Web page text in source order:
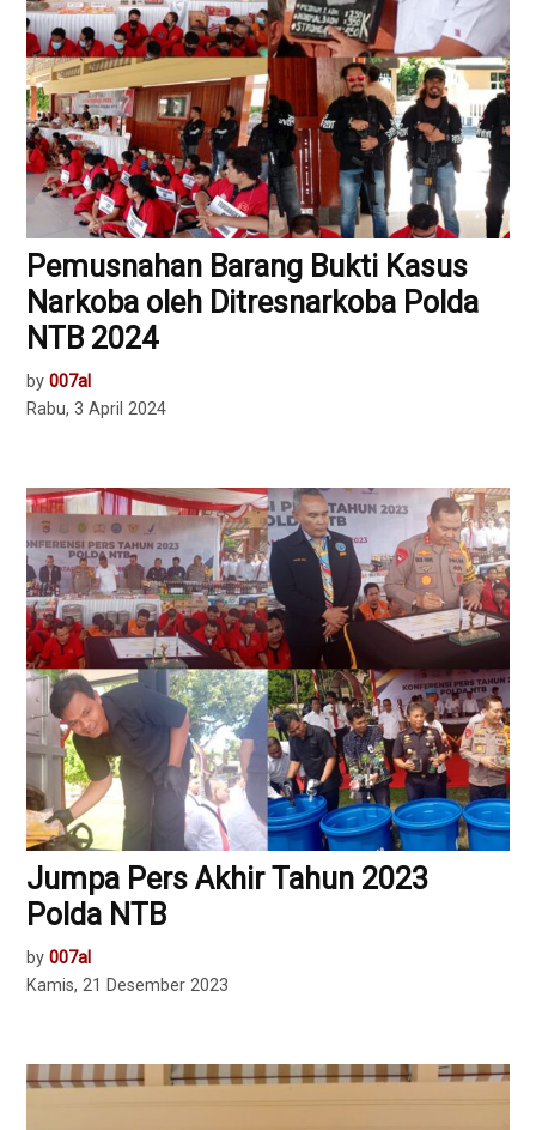
Pemusnahan Barang Bukti Kasus
Narkoba oleh Ditresnarkoba Polda
NTB 2024
by 007al
Rabu, 3 April 2024
Jumpa Pers Akhir Tahun 2023
Polda NTB
by 007al
Kamis, 21 Desember 2023